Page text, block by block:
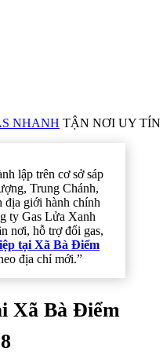
NHANH TẬN NƠI UY
lập trên cơ sở sáp
Trung Chánh,
địa giới hành chính
ty Gas Lửa Xanh
nơi, hỗ trợ đổi gas,
tại Xã Bà Điểm
địa chỉ mới.”
Xã Bà Điểm